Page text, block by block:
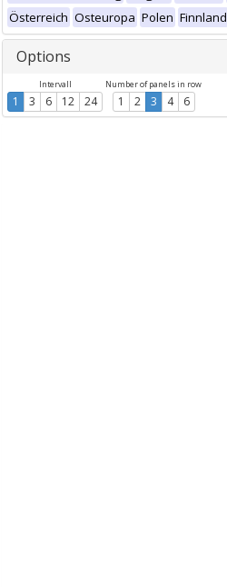
Österreich Osteuropa Polen Finnland
Options
Intervall
1 3 6 12 24
Number of panels in row
1 2 3 4 6